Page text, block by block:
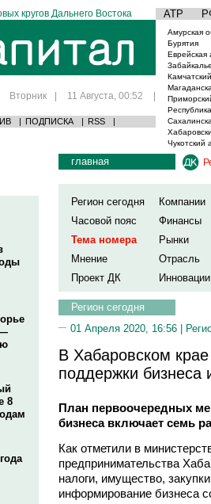
кругов Дальнего Востока АТР
Вторник | 11 Августа, 00:52 |
| ПОДПИСКА | RSS |
Амурская
Бурятия
Еврейская
Чукотский
8
главная
Регион сегодня
Компании
Часовой пояс
Финансы
Тема номера
Рынки
Мнение
Отрасль
Проект ДК
Инновации
Регион сегодня
01 Апреля 2020, 16:56 |
В Хабаровском
поддержки бизнеса
План первоочередных
бизнеса включает семь
Как отметили в
предпринимательства
налоги, имущество,
информирование бизнеса